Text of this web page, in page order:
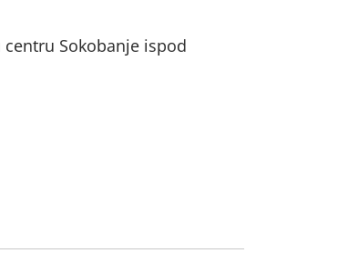
Sokobanje ispod